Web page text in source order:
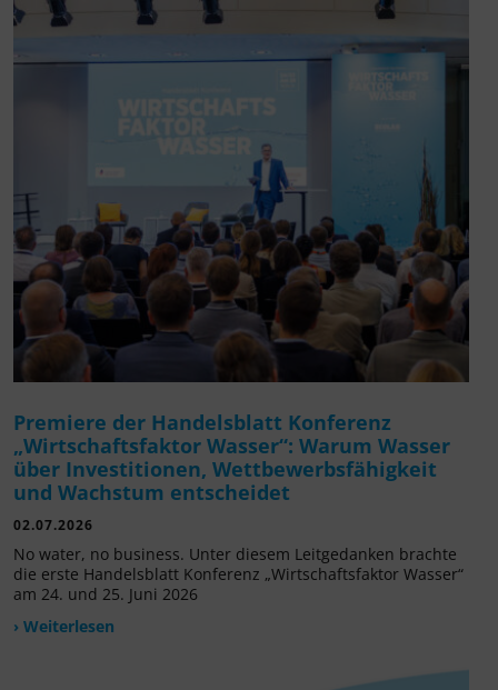
Premiere der Handelsblatt Konferenz
„Wirtschaftsfaktor Wasser“: Warum Wasser
über Investitionen, Wettbewerbsfähigkeit
und Wachstum entscheidet
02.07.2026
No water, no business. Unter diesem Leitgedanken brachte
die erste Handelsblatt Konferenz „Wirtschaftsfaktor Wasser“
am 24. und 25. Juni 2026
› Weiterlesen